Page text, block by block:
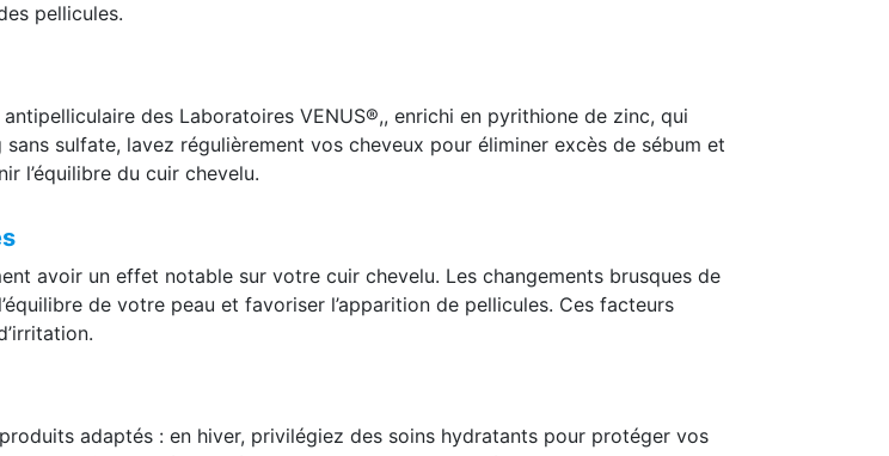
pellicules.
des Laboratoires VENUS®,, enrichi en pyrithione de zinc, qui
sulfate, lavez régulièrement vos cheveux pour éliminer excès de sébum et
l’équilibre du cuir chevelu.
avoir un effet notable sur votre cuir chevelu. Les changements brusques de
de votre peau et favoriser l’apparition de pellicules. Ces facteurs
adaptés : en hiver, privilégiez des soins hydratants pour protéger vos